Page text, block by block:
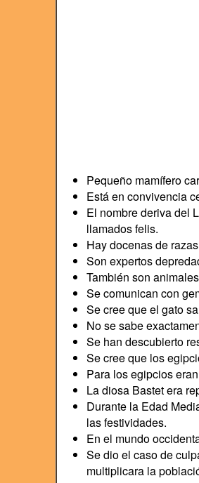
Pequeño mamífero
Está en convivencia
El nombre deriva del
llamados felis.
Hay docenas de
Son expertos
También son
Se comunican con
Se cree que el gato
No se sabe
Se han descubierto
Se cree que los
Para los egipcios
La diosa Bastet era
Durante la Edad
las festividades.
En el mundo
Se dio el caso de
multiplicara la